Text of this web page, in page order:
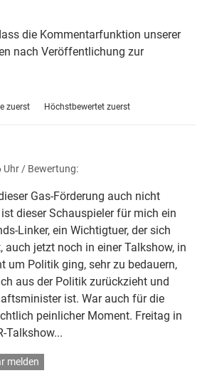
die Kommentarfunktion unserer
nach Veröffentlichung zur
zuerst Höchstbewertet zuerst
Uhr / Bewertung:
Gas-Förderung auch nicht
dieser Schauspieler für mich ein
Linker, ein Wichtigtuer, der sich
auch jetzt noch in einer Talkshow, in
um Politik ging, sehr zu bedauern,
aus der Politik zurückzieht und
ist. War auch für die
peinlicher Moment. Freitag in
Talkshow...
melden